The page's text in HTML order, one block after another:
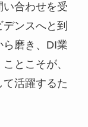
合わせを受
ンスへと到
磨き、DI業
とこそが、
活躍するた